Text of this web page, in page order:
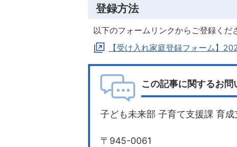
登録方法
以下のフォームリンクからご登録くだ
【受け入れ家庭登録フォーム】
この記事に関するお問
子ども未来部 子育て支援課 育成
〒945-0061